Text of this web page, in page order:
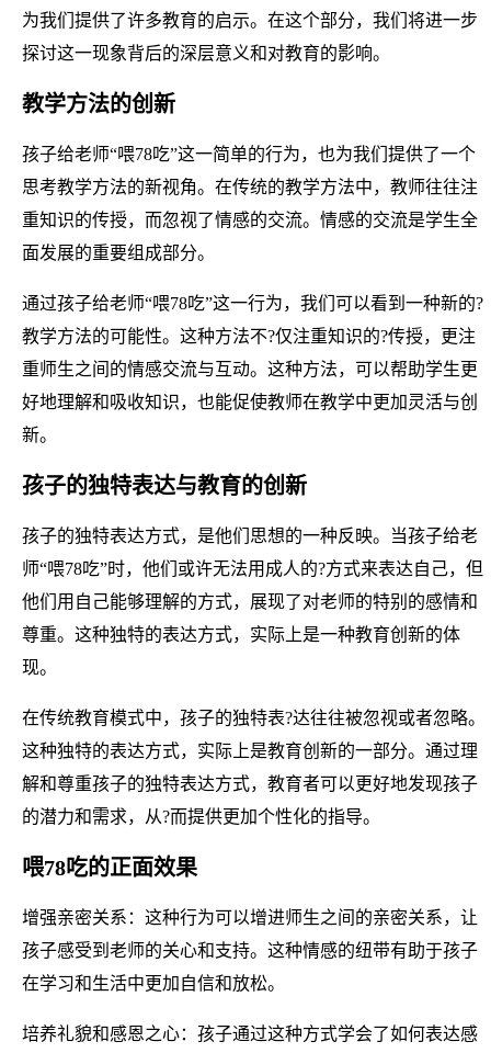
为我们提供了许多教育的启示。在这个部分，我们将进一步
探讨这一现象背后的深层意义和对教育的影响。
教学方法的创新
孩子给老师“喂78吃”这一简单的行为，也为我们提供了一个
思考教学方法的新视角。在传统的教学方法中，教师往往注
重知识的传授，而忽视了情感的交流。情感的交流是学生全
面发展的重要组成部分。
通过孩子给老师“喂78吃”这一行为，我们可以看到一种新的?
教学方法的可能性。这种方法不?仅注重知识的?传授，更注
重师生之间的情感交流与互动。这种方法，可以帮助学生更
好地理解和吸收知识，也能促使教师在教学中更加灵活与创
新。
孩子的独特表达与教育的创新
孩子的独特表达方式，是他们思想的一种反映。当孩子给老
师“喂78吃”时，他们或许无法用成人的?方式来表达自己，但
他们用自己能够理解的方式，展现了对老师的特别的感情和
尊重。这种独特的表达方式，实际上是一种教育创新的体
现。
在传统教育模式中，孩子的独特表?达往往被忽视或者忽略。
这种独特的表达方式，实际上是教育创新的一部分。通过理
解和尊重孩子的独特表达方式，教育者可以更好地发现孩子
的潜力和需求，从?而提供更加个性化的指导。
喂78吃的正面效果
增强亲密关系：这种行为可以增进师生之间的亲密关系，让
孩子感受到老师的关心和支持。这种情感的纽带有助于孩子
在学习和生活中更加自信和放松。
培养礼貌和感恩之心：孩子通过这种方式学会了如何表达感